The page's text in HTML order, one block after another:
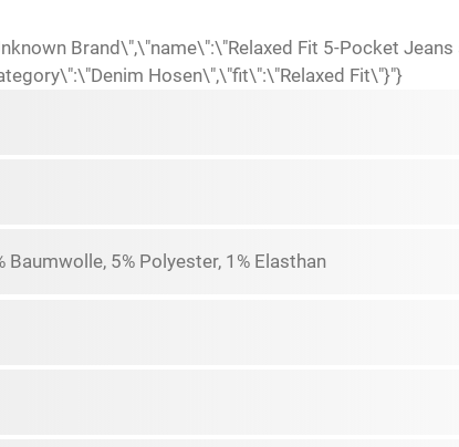
Brand\",\"name\":\"Relaxed Fit 5-Pocket
Hosen\",\"fit\":\"Relaxed Fit\"}"}
Baumwolle, 5% Polyester, 1% Elasthan